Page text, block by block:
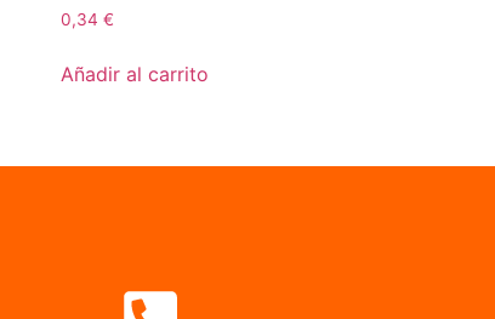
0,34€
Añadir al carrito